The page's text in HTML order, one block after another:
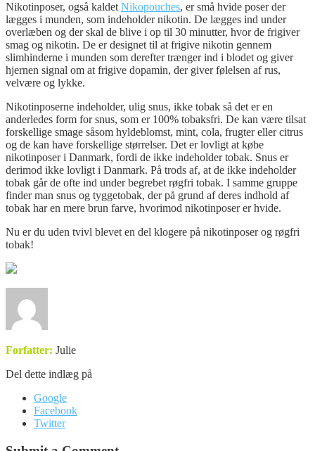
Nikotinposer, også kaldetNikopouches, er små hvide poser der
lægges i munden, som indeholder nikotin. De lægges ind under
overlæben og der skal de blive i op til 30 minutter, hvor de frigiver
smag og nikotin. De er designet til at frigive nikotin gennem
slimhinderne i munden som derefter trænger ind i blodet og giver
hjernen signal om at frigive dopamin, der giver følelsen af rus,
velvære og lykke.
Nikotinposerne indeholder, ulig snus, ikke tobak så det er en
anderledes form for snus, som er 100% tobaksfri. De kan være tilsat
forskellige smage såsom hyldeblomst, mint, cola, frugter eller citrus
og de kan have forskellige størrelser. Det er lovligt at købe
nikotinposer i Danmark, fordi de ikke indeholder tobak. Snus er
derimod ikke lovligt i Danmark. På trods af, at de ikke indeholder
tobak går de ofte ind under begrebet røgfri tobak. I samme gruppe
finder man snus og tyggetobak, der på grund af deres indhold af
tobak har en mere brun farve, hvorimod nikotinposer er hvide.
Nu er du uden tvivl blevet en del klogere på nikotinposer og røgfri
tobak!
Forfatter: Julie
Del dette indlæg på
Google
Facebook
Twitter